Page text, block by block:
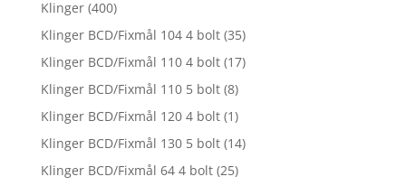
Klinger (400)
Klinger BCD/Fixmål 104 4 bolt (35)
Klinger BCD/Fixmål 110 4 bolt (17)
Klinger BCD/Fixmål 110 5 bolt (8)
Klinger BCD/Fixmål 120 4 bolt (1)
Klinger BCD/Fixmål 130 5 bolt (14)
Klinger BCD/Fixmål 64 4 bolt (25)